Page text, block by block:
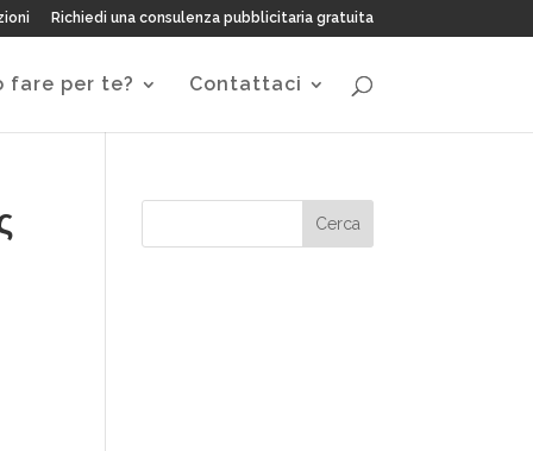
Richiedi una consulenza pubblicitaria gratuita
fare per te? Contattaci